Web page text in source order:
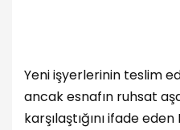
Yeni işyerlerinin teslim
ancak esnafın ruhsat
karşılaştığını ifade